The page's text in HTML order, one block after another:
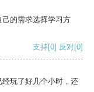
的需求选择学习方
支持[0] 反对[0]
玩了好几个小时，还